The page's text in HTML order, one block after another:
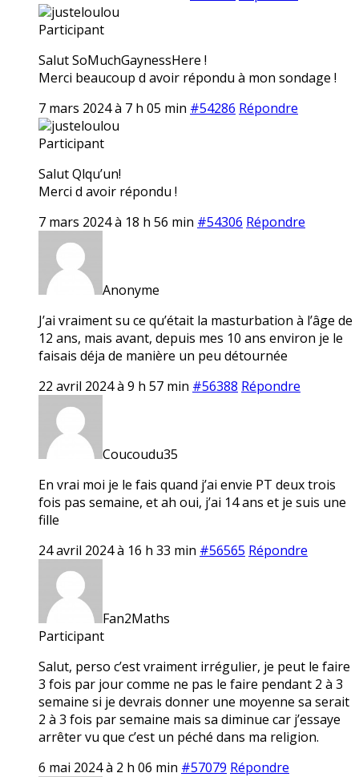
justeloulou
Participant
Salut SoMuchGaynessHere !
Merci beaucoup d avoir répondu à mon sondage !
7 mars 2024 à 7 h 05 min #54286 Répondre
justeloulou
Participant
Salut Qlqu’un!
Merci d avoir répondu !
7 mars 2024 à 18 h 56 min #54306 Répondre
Anonyme
J’ai vraiment su ce qu’était la masturbation à l’âge de
12 ans, mais avant, depuis mes 10 ans environ je le
faisais déja de manière un peu détournée
22 avril 2024 à 9 h 57 min #56388 Répondre
Coucoudu35
En vrai moi je le fais quand j’ai envie PT deux trois
fois pas semaine, et ah oui, j’ai 14 ans et je suis une
fille
24 avril 2024 à 16 h 33 min #56565 Répondre
Fan2Maths
Participant
Salut, perso c’est vraiment irrégulier, je peut le faire
3 fois par jour comme ne pas le faire pendant 2 à 3
semaine si je devrais donner une moyenne sa serait
2 à 3 fois par semaine mais sa diminue car j’essaye
arrêter vu que c’est un péché dans ma religion.
6 mai 2024 à 2 h 06 min #57079 Répondre